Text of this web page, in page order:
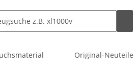
Original-Neuteile